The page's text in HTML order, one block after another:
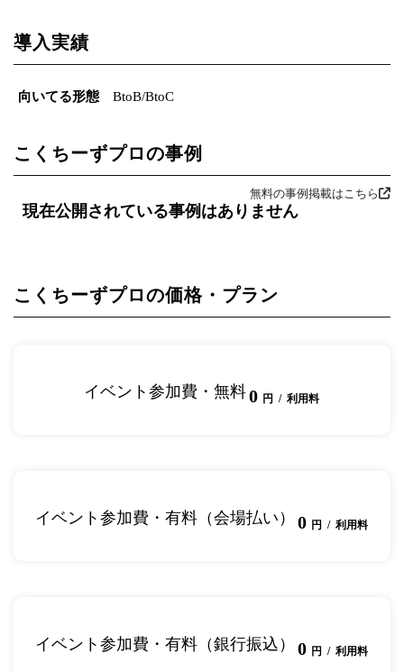
導入実績
向いてる形態 BtoB/BtoC
こくちーずプロの事例
無料の事例掲載はこちら
現在公開されている事例はありません
こくちーずプロの価格・プラン
イベント参加費・無料0 円 / 利用料
イベント参加費・有料（会場払い） 0 円 / 利用料
イベント参加費・有料（銀行振込） 0 円 / 利用料